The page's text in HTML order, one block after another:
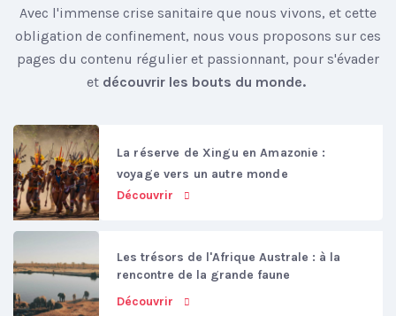
Voir toutes les Brochures
Avec l'immense crise sanitaire que nous vivons, et cette
obligation de confinement, nous vous proposons sur ces
pages du contenu régulier et passionnant, pour s'évader
et découvrir les bouts du monde.
La réserve de Xingu en Amazonie :
voyage vers un autre monde
Découvrir
Les trésors de l'Afrique Australe : à la
rencontre de la grande faune
Découvrir